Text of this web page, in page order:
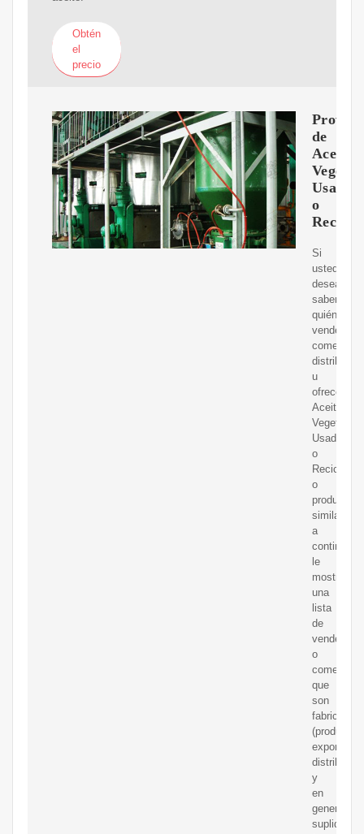
Obtén
el
precio
de
Aceite
Vegetal
Usado
o
Si
usted
desea
saber
quién
vende,
distribuye
u
ofrece
Aceite
Vegetal
Usado
o
Reciclado
o
productos
similares,
a
le
mostramos
una
lista
de
o
que
son
fabricantes
y
en
general
suplidores